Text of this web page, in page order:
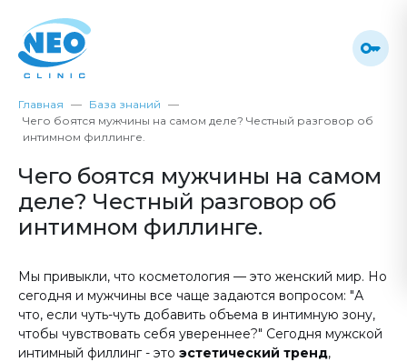
Главная
База знаний
Чего боятся мужчины на самом деле? Честный разговор об
интимном филлинге.
Чего боятся мужчины на самом
деле? Честный разговор об
интимном филлинге.
Мы привыкли, что косметология — это женский мир. Но
сегодня и мужчины все чаще задаются вопросом: "А
что, если чуть-чуть добавить объема в интимную зону,
чтобы чувствовать себя увереннее?" Сегодня мужской
интимный филлинг - это эстетический тренд,